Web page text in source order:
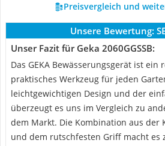
Preisvergleich und
Unsere Bewertung:
Unser Fazit für Geka 2060GGSSB:
Das GEKA Bewässerungsgerät ist ein
praktisches Werkzeug für jeden
leichtgewichtigen Design und der
überzeugt es uns im Vergleich zu
dem Markt. Die Kombination aus der
und dem rutschfesten Griff macht es